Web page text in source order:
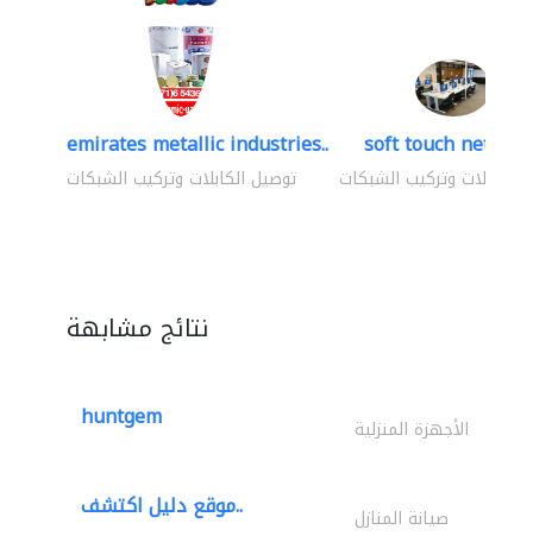
emirates metallic industries..
توصيل الكابلات وتركيب الشبكات
soft touch
الكابلات وتركيب الشبكات
نتائج مشابهة
huntgem الأجهزة المنزلية
موقع دليل اكتشف.. صيانة المنازل